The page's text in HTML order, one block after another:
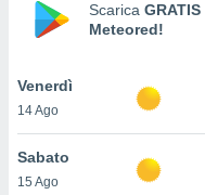
nella
cookie
il tuo
Scarica GRATIS
Meteored!
Venerdì
14 Ago
Sabato
15 Ago